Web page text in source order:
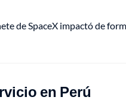
de SpaceX impactó de
en Perú